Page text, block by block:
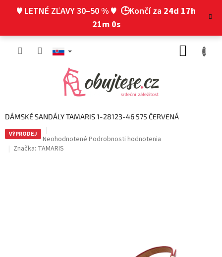
♥ LETNÉ ZĽAVY 30–50 % ♥ 🕒Končí za 24d 17h
21m 0s
DÁMSKÉ SANDÁLY TAMARIS 1-28123-46 575 ČERVENÁ
VÝPRODEJ
Priemerné
hodnotenie
Neohodnotené Podrobnosti hodnotenia
Značka: TAMARIS